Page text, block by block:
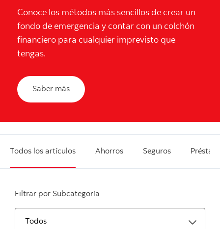
Conoce los métodos más sencillos de crear un
fondo de emergencia y contar con un colchón
financiero para cualquier imprevisto que
tengas.
Saber más
Todos los artículos Ahorros Seguros
Filtrar por Subcategoría